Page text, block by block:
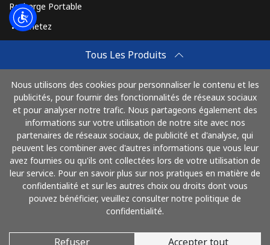
Tous Les Produits
Nous utilisons des cookies pour personnaliser le contenu et les
publicités, pour fournir des fonctionnalités de réseaux sociaux
et pour analyser notre trafic. Nous partageons également des
informations sur votre utilisation de notre site avec nos
partenaires de réseaux sociaux, de publicité et d'analyse, qui
peuvent les combiner avec d'autres informations que vous leur
avez fournies ou qu'ils ont collectées lors de votre utilisation de
leur service. Pour en savoir plus sur nos pratiques en matière de
confidentialité et sur les autres choix ou droits dont vous
pouvez bénéficier, veuillez consulter notre politique de
confidentialité.
Refuser Accepter tout
Recharge Portable
Achetez
Achetez
Mode de fonctionnement
Payez avec